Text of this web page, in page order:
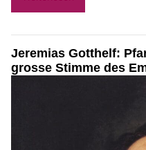
Jeremias Gotthelf:
grosse Stimme des